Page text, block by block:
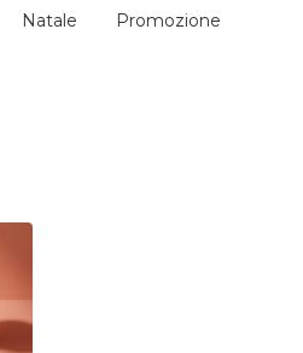
Natale Promozione